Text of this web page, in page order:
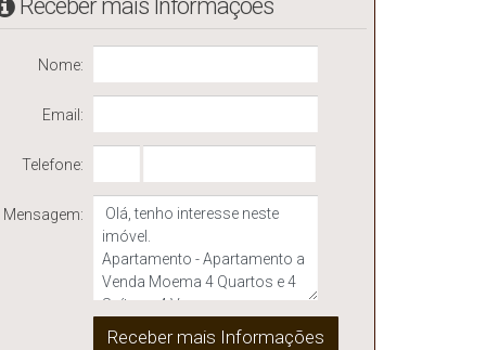
Receber mais Informações
Nome:
Email:
Telefone:
Mensagem: